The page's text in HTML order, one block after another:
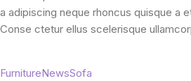
a adipiscing neque rhoncus quisque a
Conse ctetur ellus scelerisque
FurnitureNewsSofa